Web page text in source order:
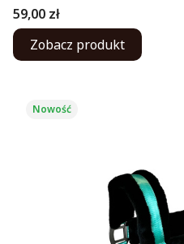
Cena
59,00 zł
Zobacz produkt
Nowość